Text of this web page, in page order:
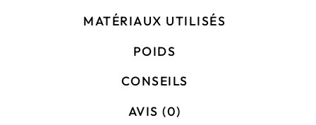
MATÉRIAUX UTILISÉS
POIDS
CONSEILS
AVIS (0)